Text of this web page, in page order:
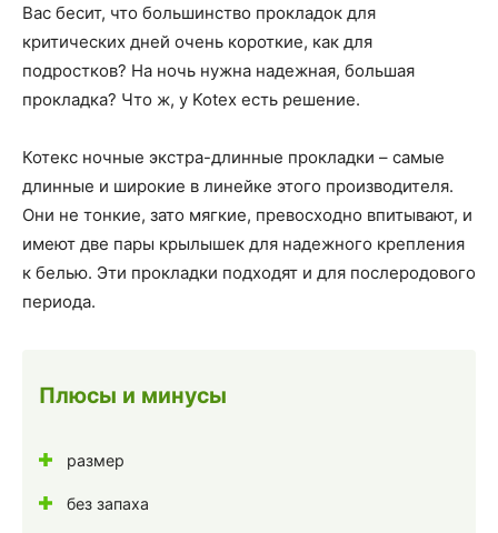
Вас бесит, что большинство прокладок для
критических дней очень короткие, как для
подростков? На ночь нужна надежная, большая
прокладка? Что ж, у Kotex есть решение.
Котекс ночные экстра-длинные прокладки – самые
длинные и широкие в линейке этого производителя.
Они не тонкие, зато мягкие, превосходно впитывают, и
имеют две пары крылышек для надежного крепления
к белью. Эти прокладки подходят и для послеродового
периода.
Плюсы и минусы
размер
без запаха